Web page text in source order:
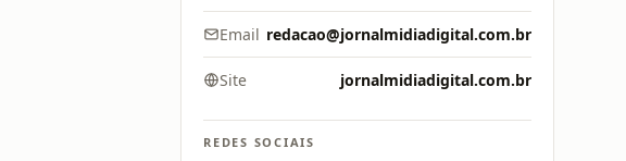
Email redacao@jornalmidiadigital.com.br
Site jornalmidiadigital.com.br
REDES SOCIAIS